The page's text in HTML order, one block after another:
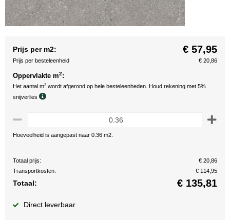
Prijs per m2: € 57,95
Prijs per besteleenheid € 20,86
Oppervlakte m2:
Het aantal m2 wordt afgerond op hele besteleenheden. Houd rekening met 5%
snijverlies
Hoeveelheid is aangepast naar 0.36 m2.
Totaal prijs:
€ 20,86
Transportkosten:
€ 114,95
Totaal: € 135,81
Direct leverbaar